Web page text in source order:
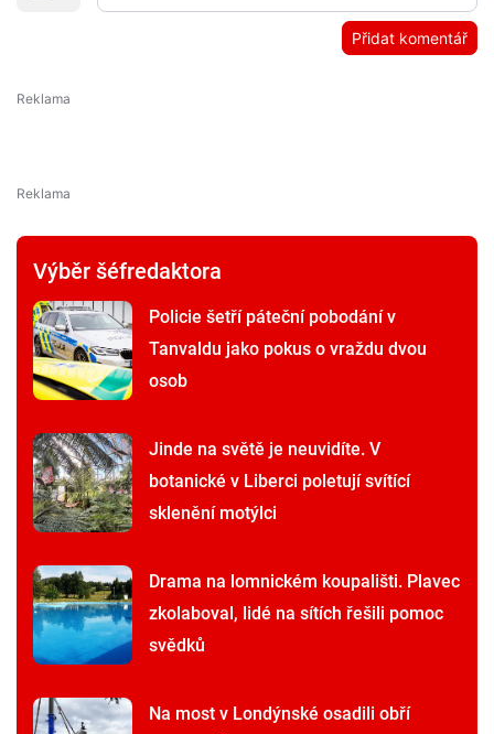
Přidat komentář
Výběr šéfredaktora
Policie šetří páteční pobodání v
Tanvaldu jako pokus o vraždu dvou
osob
Jinde na světě je neuvidíte. V
botanické v Liberci poletují svítící
sklenění motýlci
Drama na lomnickém koupališti. Plavec
zkolaboval, lidé na sítích řešili pomoc
svědků
Na most v Londýnské osadili obří